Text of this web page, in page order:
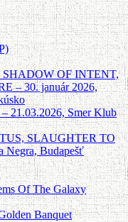
OF INTENT,
– 30. január 2026,
21.03.2026, Smer Klub
SLAUGHTER TO
Negra, Budapešť
Of The Galaxy
Banquet